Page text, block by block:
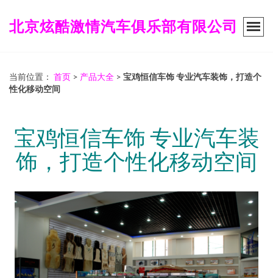
北京炫酷激情汽车俱乐部有限公司
当前位置： 首页 > 产品大全 > 宝鸡恒信车饰 专业汽车装饰，打造个
性化移动空间
宝鸡恒信车饰 专业汽车装
饰，打造个性化移动空间